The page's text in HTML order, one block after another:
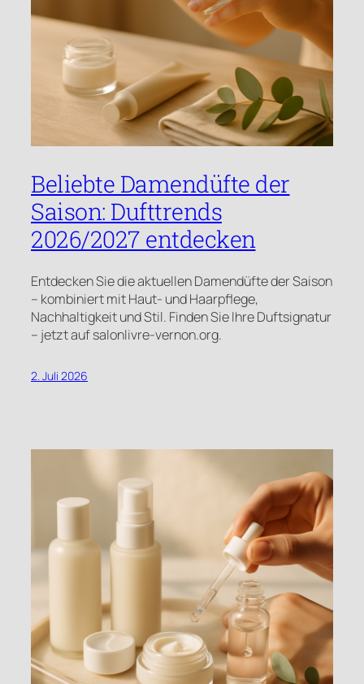
Beliebte Damendüfte der
Saison: Dufttrends
2026/2027 entdecken
Entdecken Sie die aktuellen Damendüfte der Saison
– kombiniert mit Haut- und Haarpflege,
Nachhaltigkeit und Stil. Finden Sie Ihre Duftsignatur
– jetzt auf salonlivre-vernon.org.
2. Juli 2026